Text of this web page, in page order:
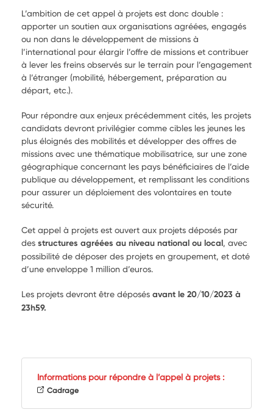
L’ambition de cet appel à projets est donc double :
apporter un soutien aux organisations agréées, engagés
ou non dans le développement de missions à
l’international pour élargir l’offre de missions et contribuer
à lever les freins observés sur le terrain pour l’engagement
à l’étranger (mobilité, hébergement, préparation au
départ, etc.).
Pour répondre aux enjeux précédemment cités, les projets
candidats devront privilégier comme cibles les jeunes les
plus éloignés des mobilités et développer des offres de
missions avec une thématique mobilisatrice, sur une zone
géographique concernant les pays bénéficiaires de l’aide
publique au développement, et remplissant les conditions
pour assurer un déploiement des volontaires en toute
sécurité.
Cet appel à projets est ouvert aux projets déposés par
des structures agréées au niveau national ou local, avec
possibilité de déposer des projets en groupement, et doté
d’une enveloppe 1 million d’euros.
Les projets devront être déposés avant le 20/10/2023 à
23h59.
Informations pour répondre à l’appel à projets :
Cadrage